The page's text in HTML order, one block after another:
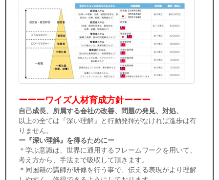
ーーーワイズ人材育成方針ーーー
自己成長、所属する会社の改善、問題の発見、対処、
以上の全ては『深い理解』と行動発揮がなければ進歩は有
りません。
ー『深い理解』を得るためにー
＊学ぶ意識は、世界に通用するフレームワークを用いて、
考え方から、手法まで吸収して頂きます。
＊同国籍の講師が研修を行う事で、伝える表現がより理解